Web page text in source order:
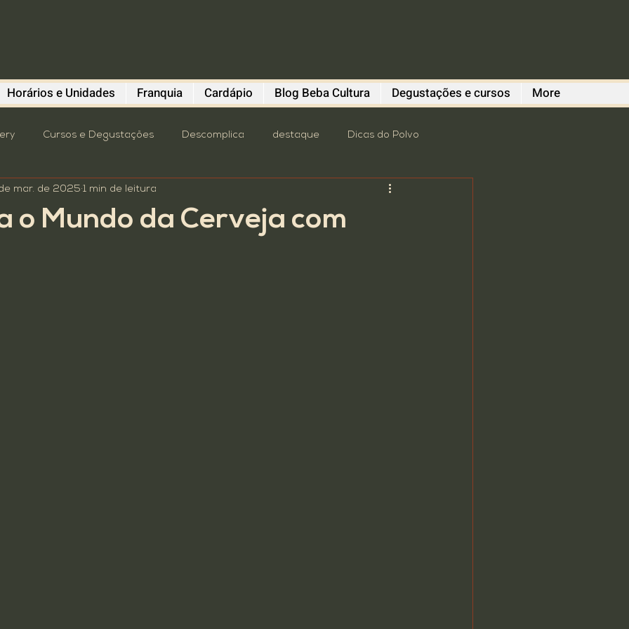
Horários e Unidades Franquia Cardápio Blog Beba Cultura Degustações e cursos More
Cursos e Degustações Descomplica destaque Dicas do Polvo
oktoberfest revitalização
o Mundo da Cerveja com
mar. de 2025 1 min de leitura